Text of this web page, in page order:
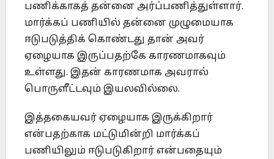
பணிக்காகத் தன்னை அர்ப்பணித்துள்ளார்.
மார்க்கப் பணியில் தன்னை முழுமையாக
ஈடுபடுத்திக் கொண்டது தான் அவர்
ஏழையாக இருப்பதற்கே காரணமாகவும்
உள்ளது. இதன் காரணமாக அவரால்
பொருளீட்டவும் இயலவில்லை.
இத்தகையவர் ஏழையாக இருக்கிறார்
என்பதற்காக மட்டுமின்றி மார்க்கப்
பணியிலும் ஈடுபடுகிறார் என்பதையும்